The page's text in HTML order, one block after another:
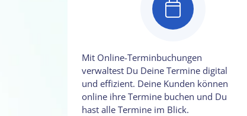
Mit Online-Terminbuchungen
verwaltest Du Deine Termine digital
und effizient. Deine Kunden können
online ihre Termine buchen und Du
hast alle Termine im Blick.